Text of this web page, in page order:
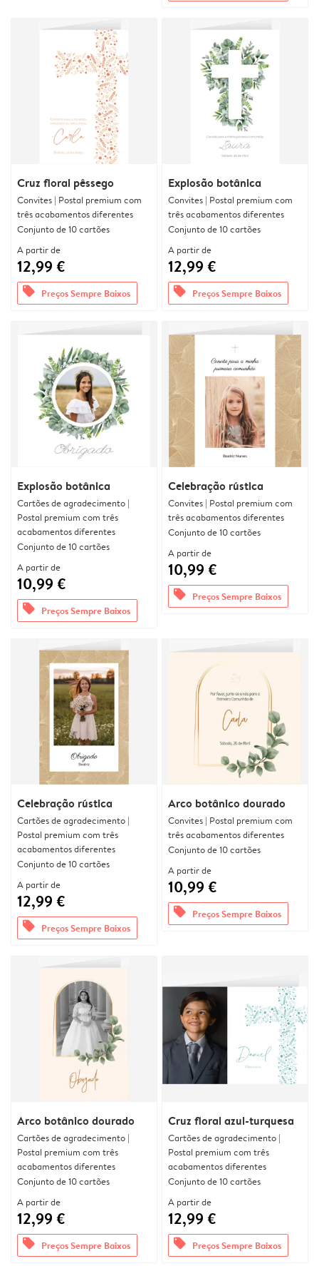
Cruz floral pêssego
Convites | Postal premium com
três acabamentos diferentes
Conjunto de 10 cartões
A partir de
12,99 €
offers Preços Sempre Baixos
Explosão botânica
Convites | Postal premium com
três acabamentos diferentes
Conjunto de 10 cartões
A partir de
12,99 €
offers Preços Sempre Baixos
Explosão botânica
Cartões de agradecimento |
Postal premium com três
acabamentos diferentes
Conjunto de 10 cartões
A partir de
10,99 €
offers Preços Sempre Baixos
Celebração rústica
Convites | Postal premium com
três acabamentos diferentes
Conjunto de 10 cartões
A partir de
10,99 €
offers Preços Sempre Baixos
Celebração rústica
Cartões de agradecimento |
Postal premium com três
acabamentos diferentes
Conjunto de 10 cartões
A partir de
12,99 €
offers Preços Sempre Baixos
Arco botânico dourado
Convites | Postal premium com
três acabamentos diferentes
Conjunto de 10 cartões
A partir de
10,99 €
offers Preços Sempre Baixos
Arco botânico dourado
Cartões de agradecimento |
Postal premium com três
acabamentos diferentes
Conjunto de 10 cartões
A partir de
12,99 €
offers Preços Sempre Baixos
Cruz floral azul-turquesa
Cartões de agradecimento |
Postal premium com três
acabamentos diferentes
Conjunto de 10 cartões
A partir de
12,99 €
offers Preços Sempre Baixos